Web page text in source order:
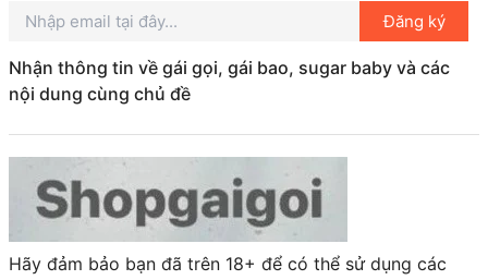
Đăng ký
Nhận thông tin về gái gọi, gái bao, sugar baby và các
nội dung cùng chủ đề
Hãy đảm bảo bạn đã trên 18+ để có thể sử dụng các